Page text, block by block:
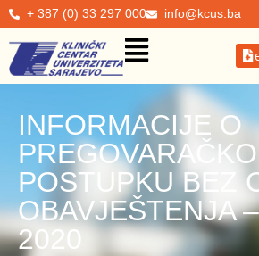
+ 387 (0) 33 297 000 info@kcus.ba
INFORMACIJE O
POSTUPKU BEZ
OBAVJEŠTENJA
2020